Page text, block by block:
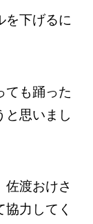
を下げるに
ても踊った
と思いまし
佐渡おけさ
力してく